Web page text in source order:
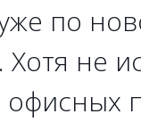
по
Хотя не
офисных